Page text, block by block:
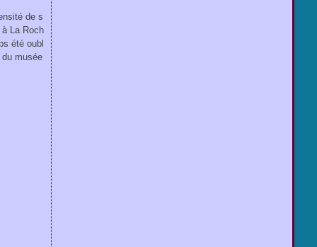
de s
La Roch
été oubl
musée